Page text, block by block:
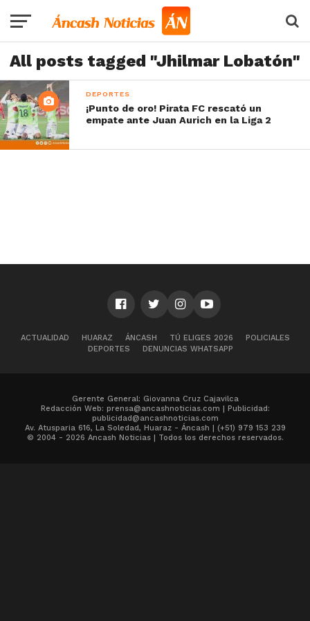
All posts tagged "Jhilmar Lobatón"
DEPORTES
¡Punto de oro! Pirata FC rescató un
empate ante Juan Aurich en la Liga 2
ACTUALIDAD HUARAZ ÁNCASH TÚ ELIGES 2026
POLICIALES
DEPORTES
DENUNCIAS WHATSAPP
Gerente General: Giovanna Cruz Cajavilca
Redacción Web: prensa@ancashnoticias.com | Publicidad:
publicidad@ancashnoticias.com
Av. Atusparia 616, La Soledad, Huaraz - Áncash | (+51) 979 153 239
© 2004 - 2026 Ancash Noticias | Todos los derechos reservados.